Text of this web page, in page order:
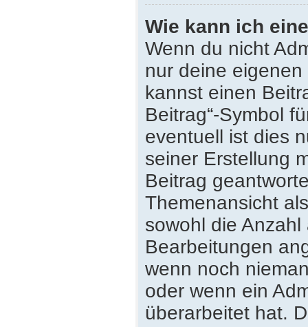
Wie kann ich
Wenn du nicht
nur deine
kannst einen
Beitrag“-Symbol
eventuell ist dies
seiner Erstellung
Beitrag
Themenansicht
sowohl die
Bearbeitungen
wenn noch
oder wenn ein
überarbeitet hat.